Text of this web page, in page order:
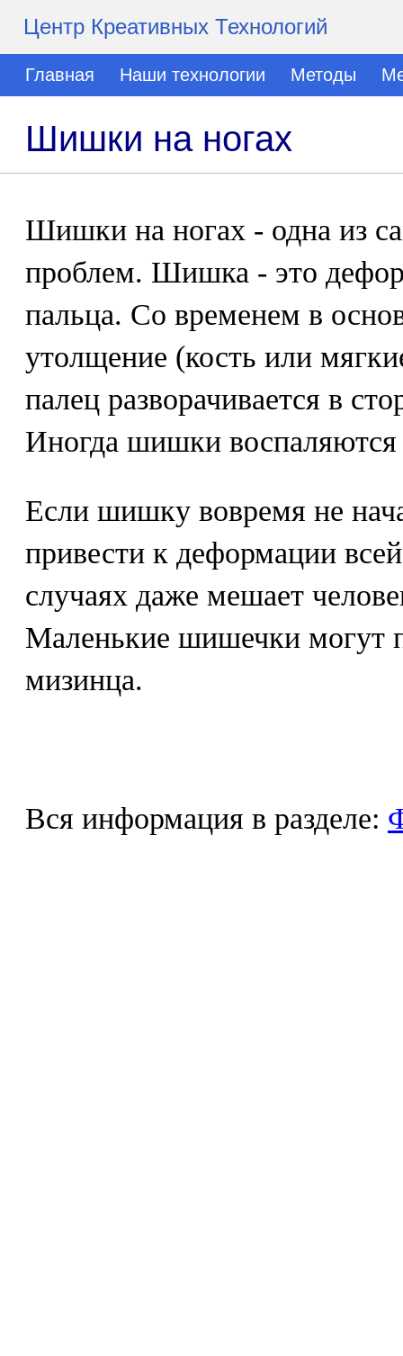
Центр Креативных Технологий
Главная Наши технологии Методы
Шишки на ногах
Шишки на ногах - одна из
проблем. Шишка - это
пальца. Со временем в
утолщение (кость или
палец разворачивается в
Иногда шишки воспаляются
Если шишку вовремя не
привести к деформации
случаях даже мешает
Маленькие шишечки могут
мизинца.
Вся информация в разделе: